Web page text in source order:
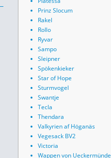
Prinz Slocum
Rakel
Rollo
Ryvar
Sampo
Sleipner
Spökenkieker
Star of Hope
Sturmvogel
Swantje
Tecla
Thendara
Valkyrien af Höganäs
Vegesack BV2
Victoria
Wappen von Ueckermünde